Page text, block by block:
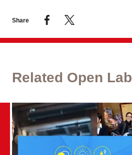
Share
Related Open Lab